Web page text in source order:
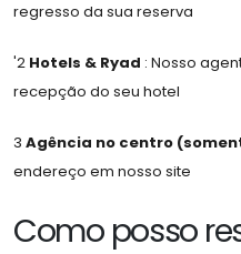
regresso da sua reserva
'2 Hotels & Ryad : Nosso
recepção do seu hotel
3 Agência no centro
endereço em nosso site
Como posso